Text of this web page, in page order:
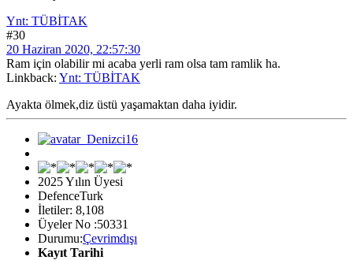
Ynt: TÜBİTAK
#30
20 Haziran 2020, 22:57:30
Ram için olabilir mi acaba yerli ram olsa tam ramlik ha.
Linkback: Ynt: TÜBİTAK
Ayakta ölmek,diz üstü yaşamaktan daha iyidir.
2025 Yılın Üyesi
DefenceTurk
İletiler: 8,108
Üyeler No :50331
Durumu:Çevrimdışı
Kayıt Tarihi